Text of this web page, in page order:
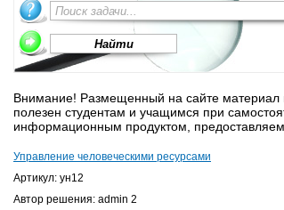
Внимание! Размещенный на сайте материал
полезен студентам и учащимся при
информационным продуктом,
Управление человеческими ресурсами
Артикул: ун12
Автор решения: admin 2